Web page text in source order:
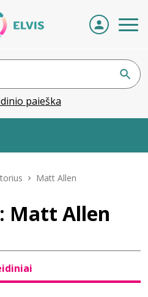
paieška
Matt Allen
Matt Allen